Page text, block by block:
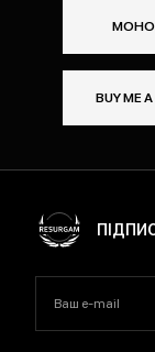
BUY ME